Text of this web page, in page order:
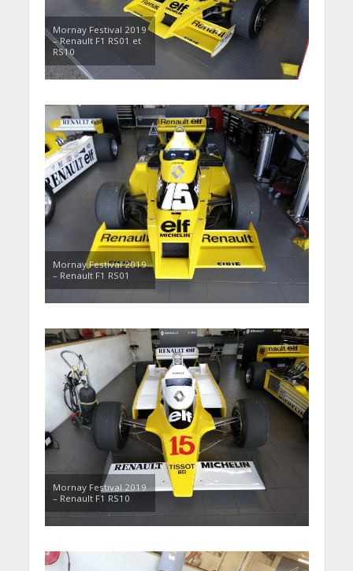
Mornay Festival 2019
– Renault F1 RS01 et
RS10
Mornay Festival 2019
– Renault F1 RS01
Mornay Festival 2019
– Renault F1 RS10